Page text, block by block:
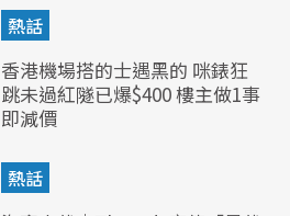
熱話
香港機場搭的士遇黑的 咪錶狂
跳未過紅隧已爆$400 樓主做1事
即減價
熱話